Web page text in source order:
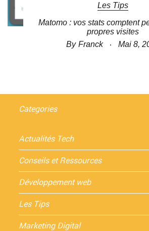
Les Tips
Matomo : vos stats comptent
propres visites
By Franck Mai 8,
Categories
Actualités Tech
Conseils et Ressources
Développement web
Les Tips
Marketing Digital